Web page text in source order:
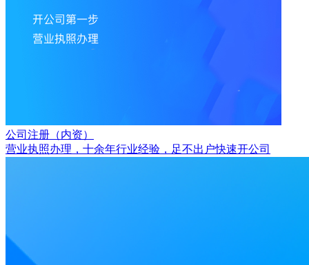
公司注册（内资）
营业执照办理，十余年行业经验，足不出户快速开公司